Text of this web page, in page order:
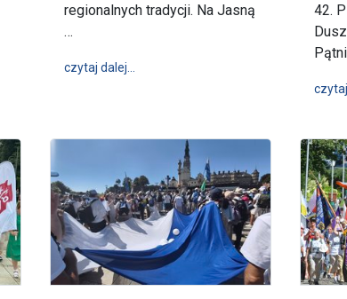
- 91. Poznańska Piesza Pielgrzymka
regionalnych tradycji. Na Jasną
…
czytaj dalej… wpis Górale Kliszczaccy pielgrzymują
42.
czytaj